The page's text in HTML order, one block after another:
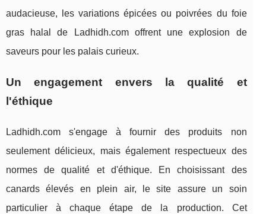
audacieuse, les variations épicées ou poivrées du foie
gras halal de Ladhidh.com offrent une explosion de
saveurs pour les palais curieux.
Un engagement envers la qualité et
l'éthique
Ladhidh.com s'engage à fournir des produits non
seulement délicieux, mais également respectueux des
normes de qualité et d'éthique. En choisissant des
canards élevés en plein air, le site assure un soin
particulier à chaque étape de la production. Cet